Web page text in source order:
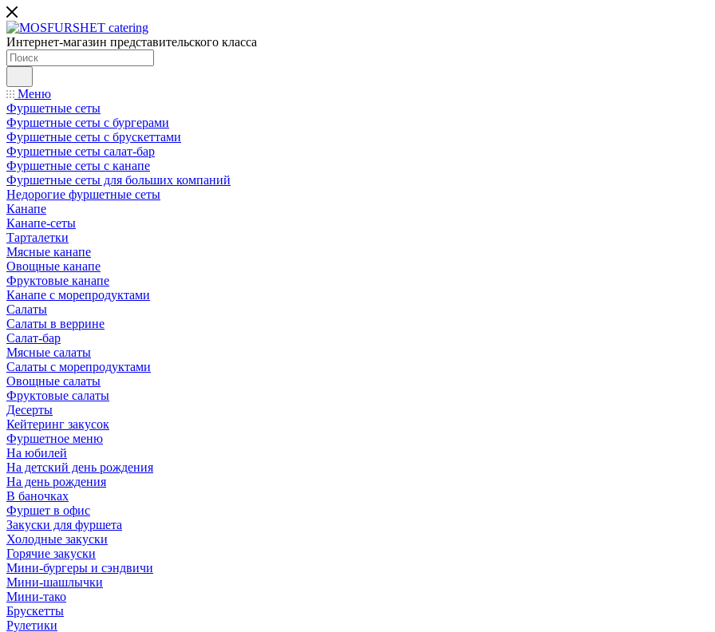
Интернет-магазин представительского класса
Меню
Фуршетные сеты
Фуршетные сеты с бургерами
Фуршетные сеты с брускеттами
Фуршетные сеты салат-бар
Фуршетные сеты с канапе
Фуршетные сеты для больших компаний
Недорогие фуршетные сеты
Канапе
Канапе-сеты
Тарталетки
Мясные канапе
Овощные канапе
Фруктовые канапе
Канапе с морепродуктами
Салаты
Салаты в веррине
Салат-бар
Мясные салаты
Салаты с морепродуктами
Овощные салаты
Фруктовые салаты
Десерты
Кейтеринг закусок
Фуршетное меню
На юбилей
На детский день рождения
На день рождения
В баночках
Фуршет в офис
Закуски для фуршета
Холодные закуски
Горячие закуски
Мини-бургеры и сэндвичи
Мини-шашлычки
Мини-тако
Брускетты
Рулетики